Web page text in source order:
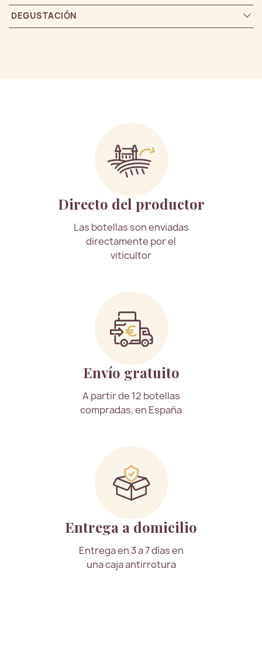
DEGUSTACIÓN
Directo del productor
Las botellas son enviadas
directamente por el
viticultor
Envío gratuito
A partir de 12 botellas
compradas, en España
Entrega a domicilio
Entrega en 3 a 7 días en
una caja antirrotura